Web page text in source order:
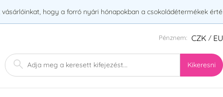
hogy a forró nyári hónapokban a csokoládétermékek
Pénznem: CZK /
Kikeresni